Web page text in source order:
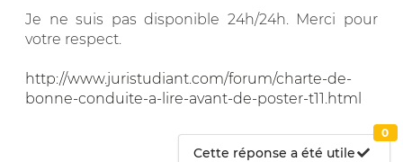
Je ne suis pas disponible 24h/24h. Merci pour
votre respect.
http://www.juristudiant.com/forum/charte-de-
bonne-conduite-a-lire-avant-de-poster-t11.html
Cette réponse a été utile
0